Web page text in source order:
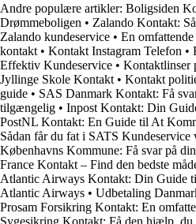
Andre populære artikler: Boligsiden
Drømmeboligen • Zalando Kontakt:
Zalando kundeservice • En
kontakt • Kontakt Instagram Telefon •
Effektiv Kundeservice • Kontaktlinser
Jyllinge Skole Kontakt • Kontakt
guide • SAS Danmark Kontakt: Få
tilgængelig • Inpost Kontakt: Din
PostNL Kontakt: En Guide til At
Sådan får du fat i SATS Kundeservice
Københavns Kommune: Få svar på
France Kontakt – Find den bedste
Atlantic Airways Kontakt: Din Guide
Atlantic Airways • Udbetaling
Prosam Forsikring Kontakt: En
Sygesikring Kontakt: Få den hjælp, du